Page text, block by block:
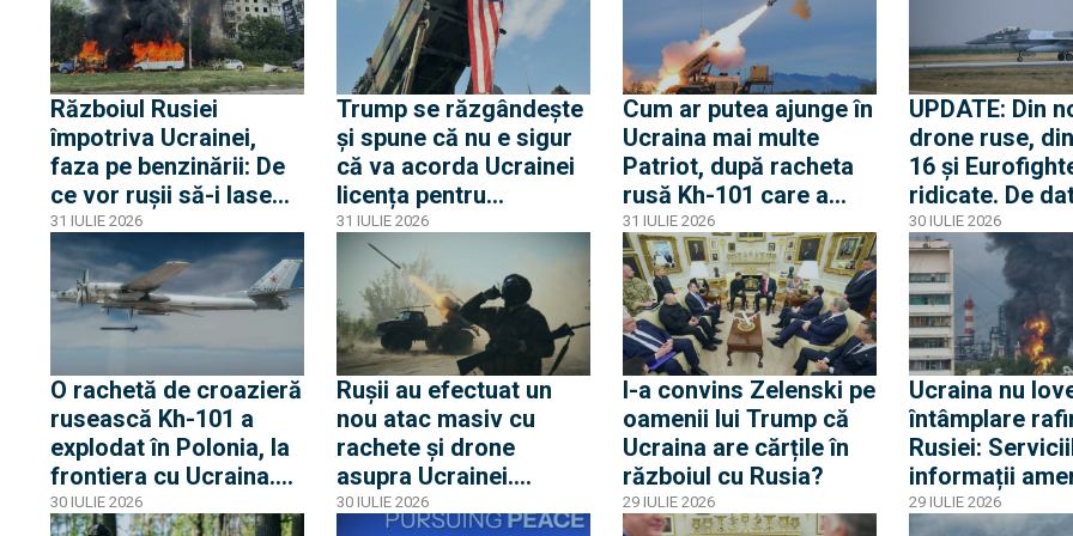
„măcelarul din Bucea”.
Chaiko ar fi
supraviețuit
lansate de ruși
Războiul Rusiei
împotriva Ucrainei,
faza pe benzinării: De
ce vor rușii să-i lase
fără combustibili pe
ucrainenii din zona
frontului
31 IULIE 2026
Trump se răzgândește
și spune că nu e sigur
că va acorda Ucrainei
licența pentru
rachetele Patriot
31 IULIE 2026
Cum ar putea ajunge în
Ucraina mai multe
Patriot, după racheta
rusă Kh-101 care a
explodat în curtea
Poloniei. Transferul, pe
masa polonezilor care
strâng rândurile
31 IULIE 2026
UPDATE: Din
drone ruse,
16 și
ridicate. De
aceasta
au intrat 20 de
secunde în
aerian al
lovind ulterior
30 IULIE 2026
O rachetă de croazieră
rusească Kh-101 a
explodat în Polonia, la
frontiera cu Ucraina.
Racheta s-a prăbușit
30 IULIE 2026
Rușii au efectuat un
nou atac masiv cu
rachete și drone
asupra Ucrainei.
Loviturile principale au
30 IULIE 2026
I-a convins Zelenski pe
oamenii lui Trump că
Ucraina are cărțile în
războiul cu Rusia?
29 IULIE 2026
Ucraina nu
întâmplare
Rusiei:
informații
franceze ajută
29 IULIE 2026